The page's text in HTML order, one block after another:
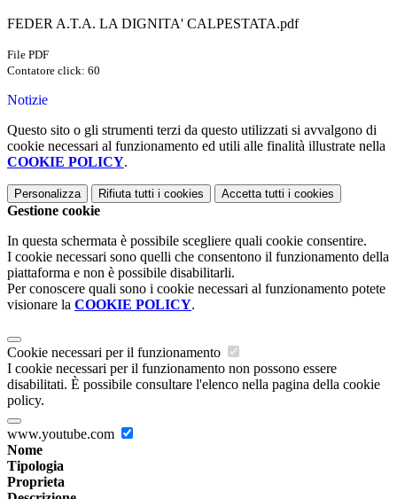
FEDER A.T.A. LA DIGNITA' CALPESTATA.pdf
File PDF
Contatore click: 60
Notizie
Questo sito o gli strumenti terzi da questo utilizzati si avvalgono di
cookie necessari al funzionamento ed utili alle finalità illustrate nella
COOKIE POLICY.
Personalizza Rifiuta tutti i cookies Accetta tutti i cookies
Gestione cookie
In questa schermata è possibile scegliere quali cookie consentire.
I cookie necessari sono quelli che consentono il funzionamento della
piattaforma e non è possibile disabilitarli.
Per conoscere quali sono i cookie necessari al funzionamento potete
visionare la COOKIE POLICY.
Cookie necessari per il funzionamento
I cookie necessari per il funzionamento non possono essere
disabilitati. È possibile consultare l'elenco nella pagina della cookie
policy.
www.youtube.com
Nome
Tipologia
Proprieta